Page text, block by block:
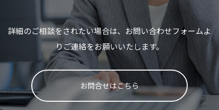
詳細のご相談をされたい場合は、 お問い合わせフォームよ
りご連絡をお願いいたします。
お問合せはこちら